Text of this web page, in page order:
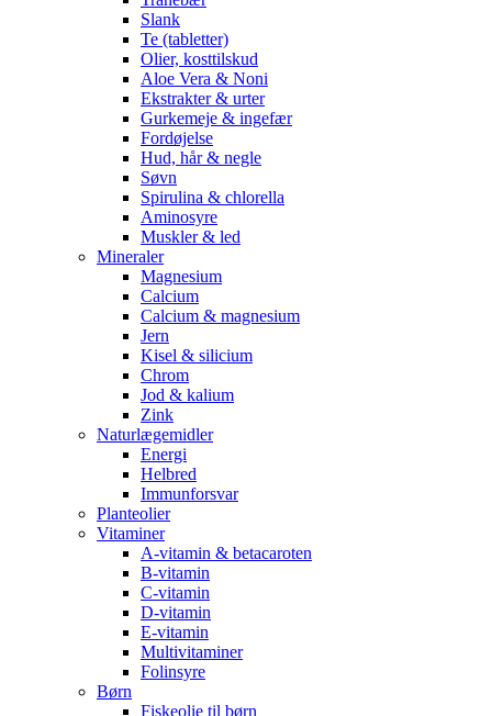
Slank
Te (tabletter)
Olier, kosttilskud
Aloe Vera & Noni
Ekstrakter & urter
Gurkemeje & ingefær
Fordøjelse
Hud, hår & negle
Søvn
Spirulina & chlorella
Aminosyre
Muskler & led
Mineraler
Magnesium
Calcium
Calcium & magnesium
Jern
Kisel & silicium
Chrom
Jod & kalium
Zink
Naturlægemidler
Energi
Helbred
Immunforsvar
Planteolier
Vitaminer
A-vitamin & betacaroten
B-vitamin
C-vitamin
D-vitamin
E-vitamin
Multivitaminer
Folinsyre
Børn
Fiskeolie til børn